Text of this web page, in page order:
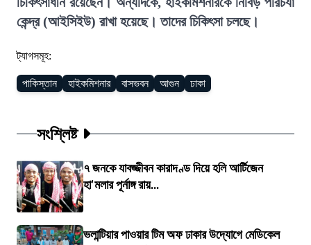
কেন্দ্র (আইসিইউ) রাখা হয়েছে। তাদের চিকিৎসা চলছে।
ট্যাগসমূহ:
পাকিস্তান হাইকমিশনার বাসভবন আগুন ঢাকা
সংশ্লিষ্ট
৭ জনকে যাবজ্জীবন কারাদণ্ড দিয়ে হলি আর্টিজেন
হা'মলার পূর্নাঙ্গ রায়...
ভলান্টিয়ার পাওয়ার টিম অফ ঢাকার উদ্যোগে মেডিকেল